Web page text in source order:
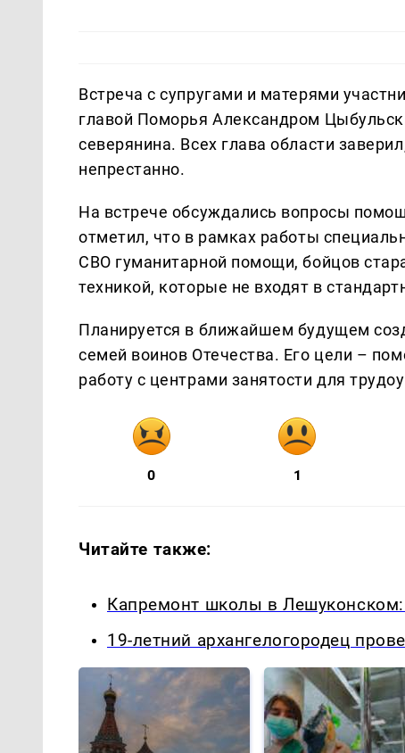
Встреча с супругами и матерями
главой Поморья Александром
северянина. Всех глава области
непрестанно.
На встрече обсуждались вопросы
отметил, что в рамках работы
СВО гуманитарной помощи, бойцов
техникой, которые не входят в
Планируется в ближайшем будущем
семей воинов Отечества. Его цели –
работу с центрами занятости для
0 1
Читайте также:
Капремонт школы в
19-летний архангелогородец